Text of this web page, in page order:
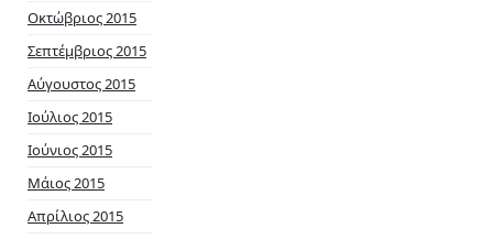
Οκτώβριος 2015
Σεπτέμβριος 2015
Αύγουστος 2015
Ιούλιος 2015
Ιούνιος 2015
Μάιος 2015
Απρίλιος 2015